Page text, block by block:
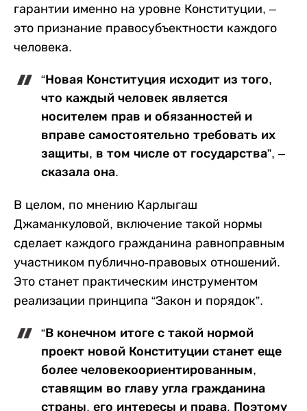
гарантии именно на уровне Конституции, –
это признание правосубъектности каждого
человека.
“Новая Конституция исходит из того,
что каждый человек является
носителем прав и обязанностей и
вправе самостоятельно требовать их
защиты, в том числе от государства”, –
сказала она.
В целом, по мнению Карлыгаш
Джаманкуловой, включение такой нормы
сделает каждого гражданина равноправным
участником публично-правовых отношений.
Это станет практическим инструментом
реализации принципа “Закон и порядок”.
“В конечном итоге с такой нормой
проект новой Конституции станет еще
более человекоориентированным,
ставящим во главу угла гражданина
страны, его интересы и права. Поэтому